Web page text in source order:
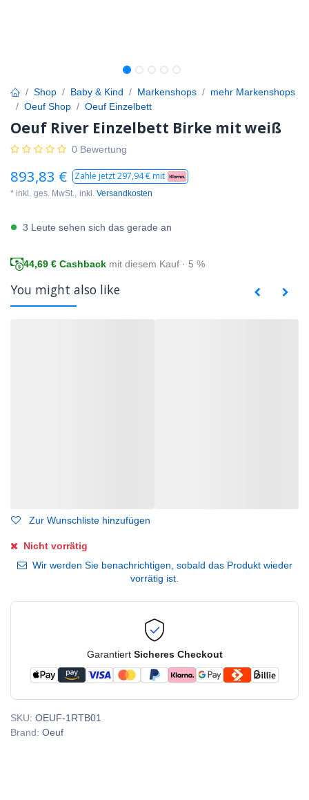
Shop Baby & Kind Markenshops
mehr Markenshops
Oeuf Shop
Oeuf Einzelbett
Oeuf River Einzelbett Birke mit weiß
0 Bewertung
893,83 € Zahle jetzt297,94€ mit
* inkl. ges. MwSt., inkl. Versandkosten
3 Leute sehen sich das gerade an
44,69 € Cashback mit diesem Kauf · 5 %
You might also like
Zur Wunschliste hinzufügen
Nicht vorrätig
Wir werden Sie benachrichtigen, sobald das Produkt wieder
vorrätig ist.
Garantiert Sicheres Checkout
SKU: OEUF-1RTB01
Brand: Oeuf